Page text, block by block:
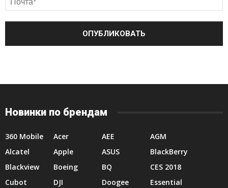
Новинки по брендам
360 Mobile Acer AEE
AGM
Alcatel
Apple ASUS
BlackBerry
Blackview
Boeing BQ
CES 2018
Cubot
DJI Doogee
Essential